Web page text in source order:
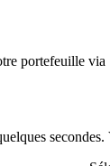
portefeuille